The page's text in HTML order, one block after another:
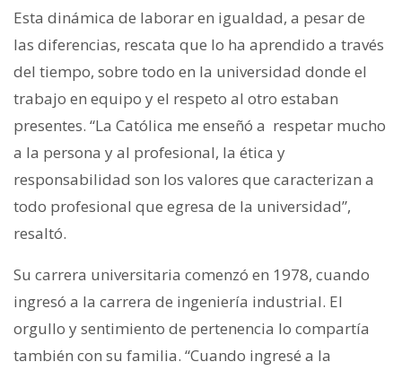
Esta dinámica de laborar en igualdad, a pesar de
las diferencias, rescata que lo ha aprendido a través
del tiempo, sobre todo en la universidad donde el
trabajo en equipo y el respeto al otro estaban
presentes. “La Católica me enseñó a respetar mucho
a la persona y al profesional, la ética y
responsabilidad son los valores que caracterizan a
todo profesional que egresa de la universidad”,
resaltó.
Su carrera universitaria comenzó en 1978, cuando
ingresó a la carrera de ingeniería industrial. El
orgullo y sentimiento de pertenencia lo compartía
también con su familia. “Cuando ingresé a la